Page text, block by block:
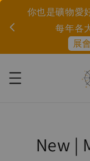
你也是礦物愛
每年各
展
New |